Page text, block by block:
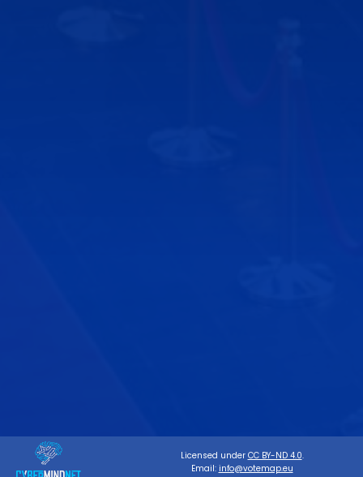
Licensed under CC BY-ND 4.0.
Email: info@votemap.eu